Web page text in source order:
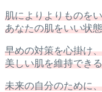
肌によりよりものを
あなたの肌をいい状
早めの対策を心掛け
美しい肌を維持でき
未来の自分のために、